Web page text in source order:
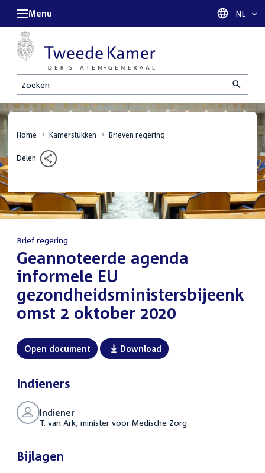
Zoeken
Menu Taal
NL
Home Kamerstukken Brieven regering
Delen
Brief regering
:Geannoteerde agenda
informele EU
gezondheidsministersbijeenk
omst 2 oktober 2020
Open document Download
Indieners
Indiener
T. van Ark, minister voor Medische Zorg
Bijlagen